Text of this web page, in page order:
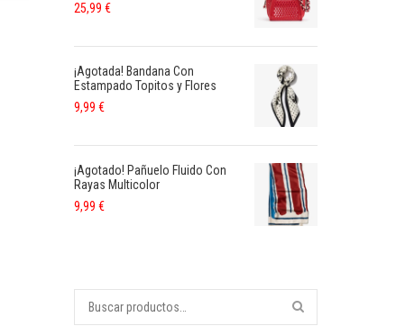
25,99 €
¡Agotada! Bandana Con
Estampado Topitos y Flores
9,99 €
¡Agotado! Pañuelo Fluido Con
Rayas Multicolor
9,99 €